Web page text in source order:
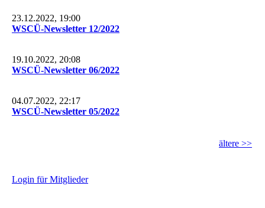
23.12.2022, 19:00
WSCÜ-Newsletter 12/2022
19.10.2022, 20:08
WSCÜ-Newsletter 06/2022
04.07.2022, 22:17
WSCÜ-Newsletter 05/2022
ältere >>
Login für Mitglieder